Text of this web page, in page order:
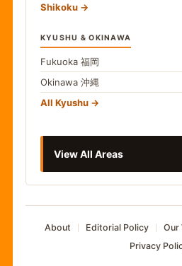
Shikoku
KYUSHU & OKINAWA
Fukuoka 福岡
Okinawa 沖縄
All Kyushu
View All Areas
About Editorial Policy Our
Privacy